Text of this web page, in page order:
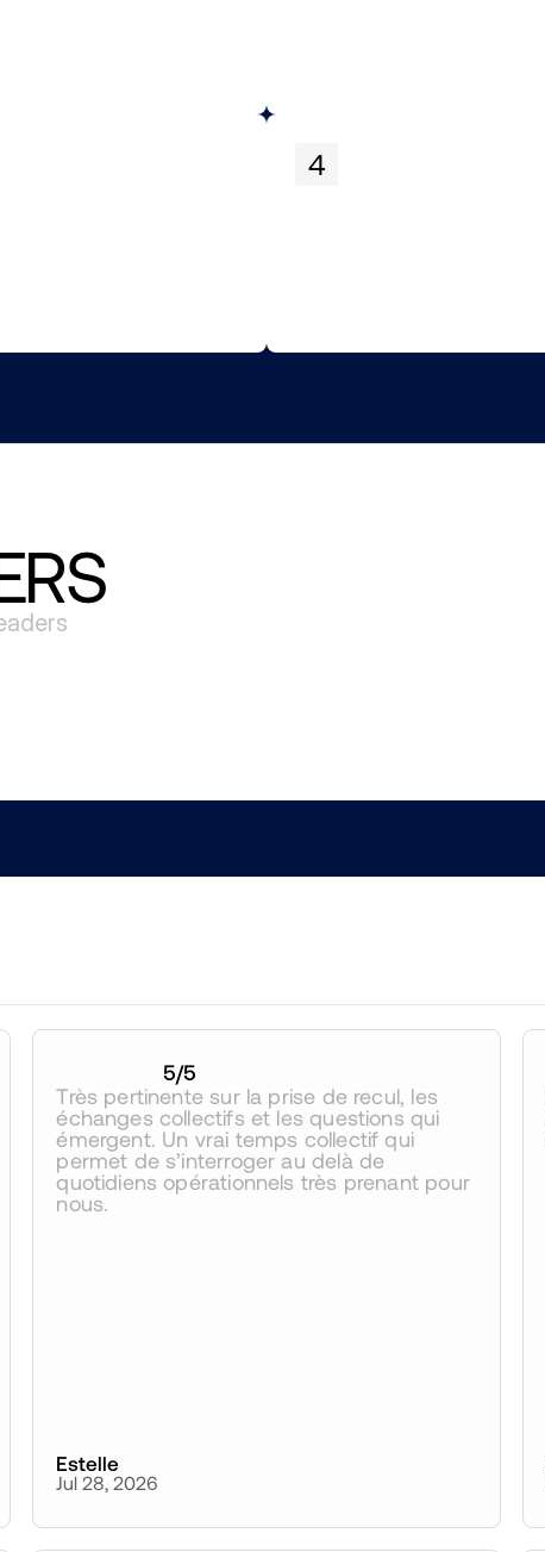
4
5/5
Très pertinente sur la prise de recul, les
échanges collectifs et les questions qui
émergent. Un vrai temps collectif qui
permet de s’interroger au delà de
quotidiens opérationnels très prenant pour
nous.
Estelle
Jul 28, 2026